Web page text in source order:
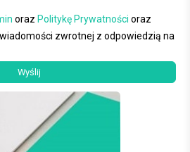
oraz Politykę Prywatności oraz
zwrotnej z odpowiedzią na